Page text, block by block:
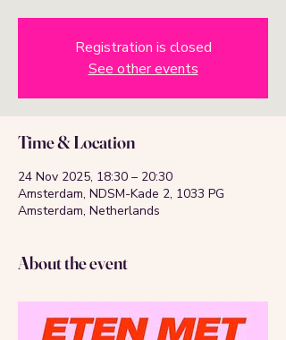
Registration is closed
See other events
Time & Location
24 Nov 2025, 18:30 – 20:30
Amsterdam, NDSM-Kade 2, 1033 PG
Amsterdam, Netherlands
About the event